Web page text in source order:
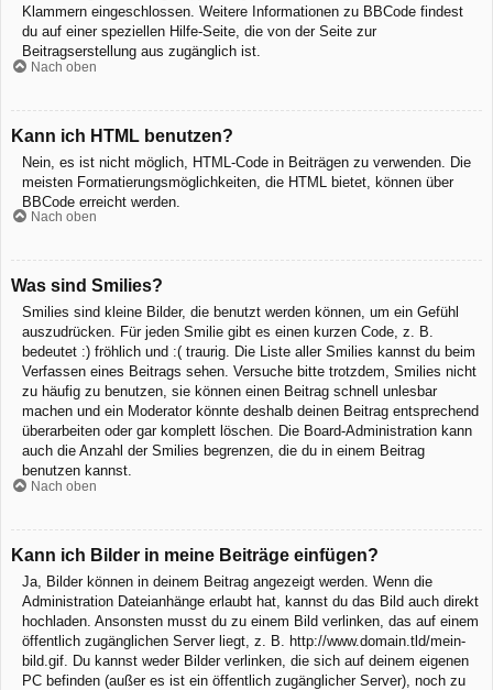
Klammern eingeschlossen. Weitere Informationen zu BBCode findest
du auf einer speziellen Hilfe-Seite, die von der Seite zur
Beitragserstellung aus zugänglich ist.
Nach oben
Kann ich HTML benutzen?
Nein, es ist nicht möglich, HTML-Code in Beiträgen zu verwenden. Die
meisten Formatierungsmöglichkeiten, die HTML bietet, können über
BBCode erreicht werden.
Nach oben
Was sind Smilies?
Smilies sind kleine Bilder, die benutzt werden können, um ein Gefühl
auszudrücken. Für jeden Smilie gibt es einen kurzen Code, z. B.
bedeutet :) fröhlich und :( traurig. Die Liste aller Smilies kannst du beim
Verfassen eines Beitrags sehen. Versuche bitte trotzdem, Smilies nicht
zu häufig zu benutzen, sie können einen Beitrag schnell unlesbar
machen und ein Moderator könnte deshalb deinen Beitrag entsprechend
überarbeiten oder gar komplett löschen. Die Board-Administration kann
auch die Anzahl der Smilies begrenzen, die du in einem Beitrag
benutzen kannst.
Nach oben
Kann ich Bilder in meine Beiträge einfügen?
Ja, Bilder können in deinem Beitrag angezeigt werden. Wenn die
Administration Dateianhänge erlaubt hat, kannst du das Bild auch direkt
hochladen. Ansonsten musst du zu einem Bild verlinken, das auf einem
öffentlich zugänglichen Server liegt, z. B. http://www.domain.tld/mein-
bild.gif. Du kannst weder Bilder verlinken, die sich auf deinem eigenen
PC befinden (außer es ist ein öffentlich zugänglicher Server), noch zu